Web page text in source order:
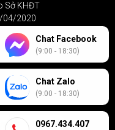
Sở KHĐT
04/2020
Chat Facebook
(9:00 - 18:30)
Chat Zalo
(9:00 - 18:30)
0967.434.407